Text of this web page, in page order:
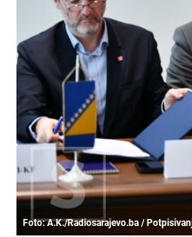
Foto: A.K./Radiosarajevo.ba /